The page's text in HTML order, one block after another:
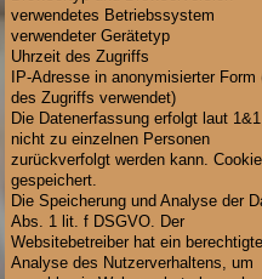
verwendetes Betriebssystem
verwendeter Gerätetyp
Uhrzeit des Zugriffs
IP-Adresse in anonymisierter
des Zugriffs verwendet)
Die Datenerfassung erfolgt laut
nicht zu einzelnen Personen
zurückverfolgt werden kann.
gespeichert.
Die Speicherung und Analyse der
Abs. 1 lit. f DSGVO. Der
Websitebetreiber hat ein
Analyse des Nutzerverhaltens, um